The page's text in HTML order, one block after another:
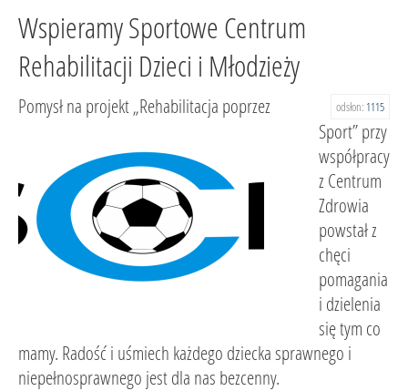
Wspieramy Sportowe Centrum
Rehabilitacji Dzieci i Młodzieży
odsłon: 1115
Pomysł na projekt „Rehabilitacja poprzez
Sport” przy
współpracy
z Centrum
Zdrowia
powstał z
chęci
pomagania
i dzielenia
się tym co
mamy. Radość i uśmiech każdego dziecka sprawnego i
niepełnosprawnego jest dla nas bezcenny.